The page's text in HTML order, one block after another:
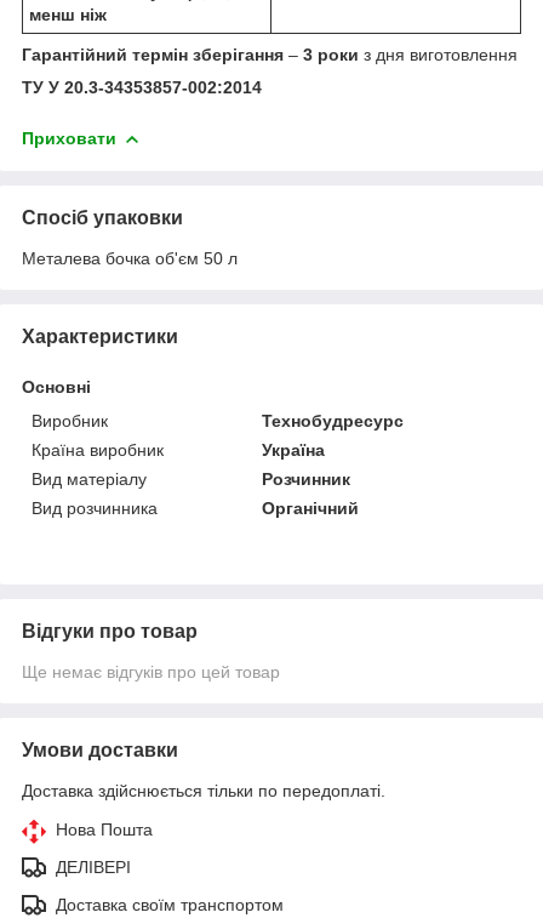
менш ніж
Гарантійний термін зберігання – 3 роки з дня виготовлення
ТУ У 20.3-34353857-002:2014
Приховати
Спосіб упаковки
Металева бочка об'єм 50 л
Характеристики
Основні
Виробник
Технобудресурс
Країна виробник
Україна
Вид матеріалу
Розчинник
Вид розчинника
Органічний
Відгуки про товар
Ще немає відгуків про цей товар
Умови доставки
Доставка здійснюється тільки по передоплаті.
Нова Пошта
ДЕЛІВЕРІ
Доставка своїм транспортом